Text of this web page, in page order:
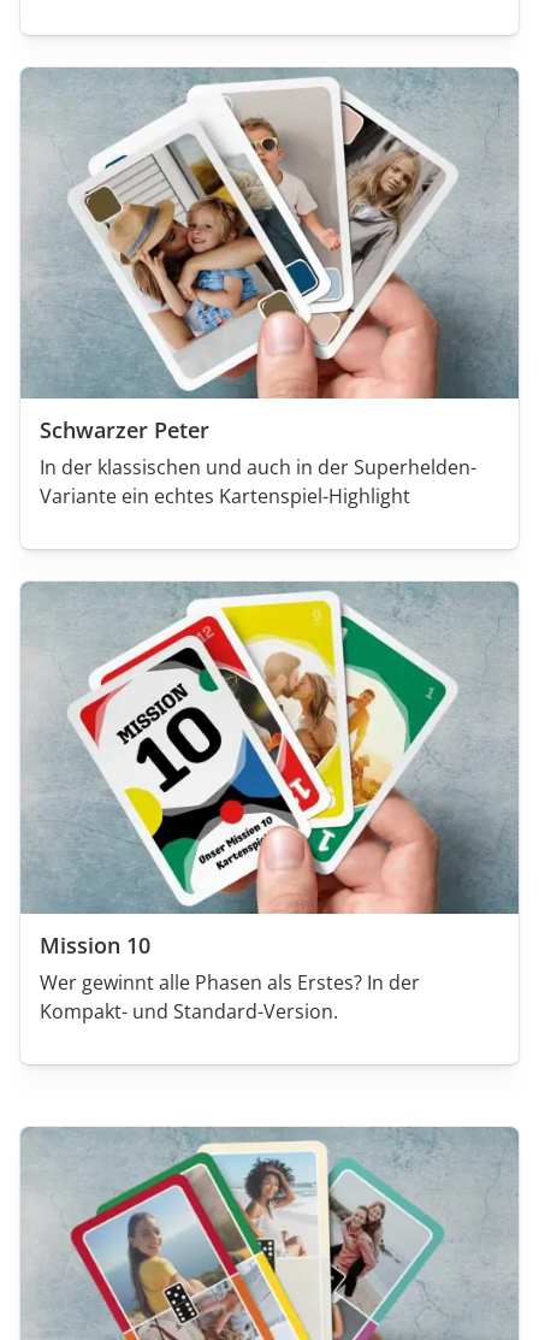
Schwarzer Peter
In der klassischen und auch in der Superhelden-
Variante ein echtes Kartenspiel-Highlight
Mission 10
Wer gewinnt alle Phasen als Erstes? In der
Kompakt- und Standard-Version.